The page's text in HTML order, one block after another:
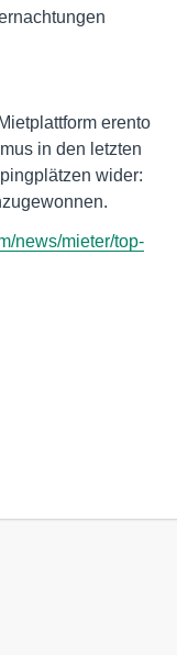
erento
in den letzten
wider:
news/mieter/top-